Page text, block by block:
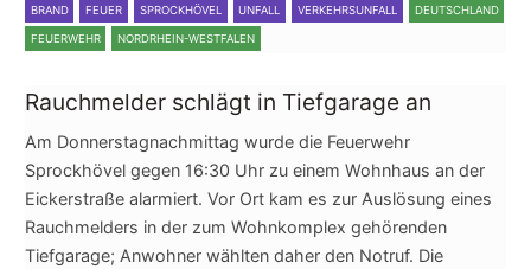
BRAND FEUER SPROCKHÖVEL UNFALL VERKEHRSUNFALL DEUTSCHLAND
FEUERWEHR NORDRHEIN-WESTFALEN
Rauchmelder schlägt in Tiefgarage an
Am Donnerstagnachmittag wurde die Feuerwehr
Sprockhövel gegen 16:30 Uhr zu einem Wohnhaus an der
Eickerstraße alarmiert. Vor Ort kam es zur Auslösung eines
Rauchmelders in der zum Wohnkomplex gehörenden
Tiefgarage; Anwohner wählten daher den Notruf. Die